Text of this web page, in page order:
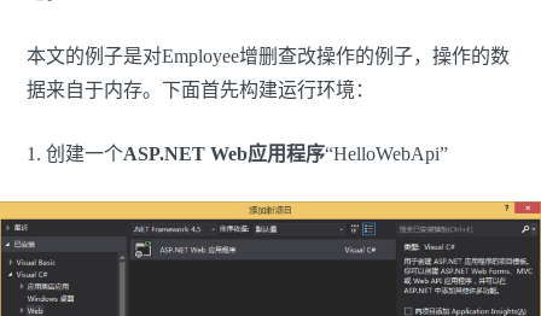
本文的例子是对Employee增删查改操作的例子，操作的数
据来自于内存。下面首先构建运行环境：
1. 创建一个ASP.NET Web应用程序“HelloWebApi”